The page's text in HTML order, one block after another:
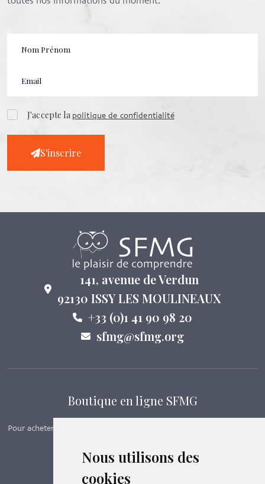
Nous utilisons des
cookies
J'accepte lapolitique de confidentialité
S'inscrire
141, avenue de Verdun
92130 ISSY LES MOULINEAUX
+33 (0)1 41 90 98 20
sfmg@sfmg.org
Boutique en ligne SFMG
Pour acheter nos manuels, adhérer et payer ses cotisations en ligne,
Boutique en ligne